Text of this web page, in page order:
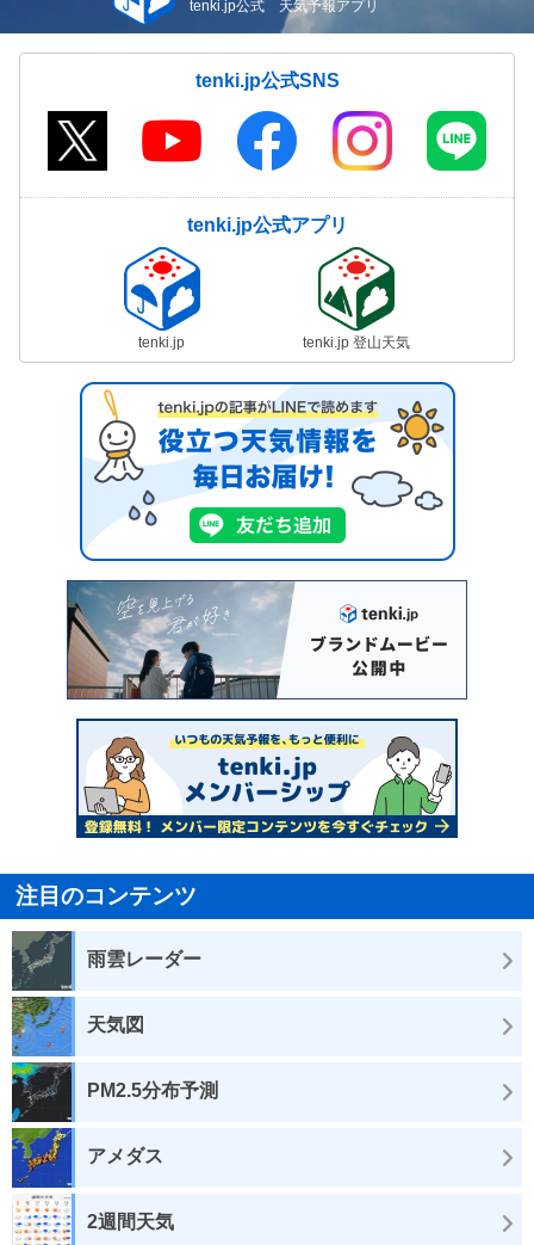
tenki.jp公式 天気予報アプリ
tenki.jp公式SNS
tenki.jp公式アプリ
tenki.jp tenki.jp 登山天気
注目のコンテンツ
雨雲レーダー
天気図
PM2.5分布予測
アメダス
2週間天気